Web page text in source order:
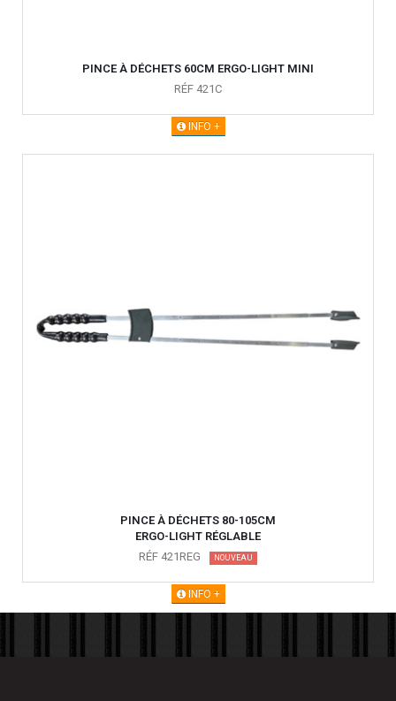
PINCE À DÉCHETS 60CM ERGO-LIGHT MINI
RÉF 421C
INFO +
PINCE À DÉCHETS 80-105CM
ERGO-LIGHT RÉGLABLE
RÉF 421REG
NOUVEAU
INFO +